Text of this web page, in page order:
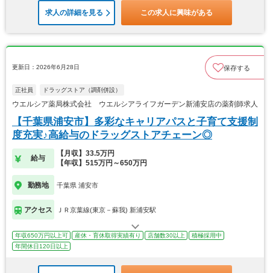
求人の詳細を見る この求人に興味がある
更新日：2026年6月28日 保存する
正社員 ドラッグストア（調剤併設）
ウエルシア薬局株式会社 ウエルシアライフガーデン新浦安店の薬剤師求人
【千葉県浦安市】多彩なキャリアパスと子育て支援制
度充実♪高給与のドラッグストアチェーン◎
給与
【月収】33.5万円
【年収】515万円～650万円
勤務地 千葉県 浦安市
アクセス ＪＲ京葉線(東京－蘇我) 新浦安駅
年収650万円以上可 産休・育休取得実績有り 店舗数30以上
積極採用中
年間休日120日以上